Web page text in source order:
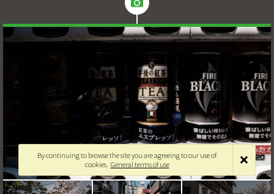
By continuing to browse the site you are agreeing to our use of
cookies. General terms of use